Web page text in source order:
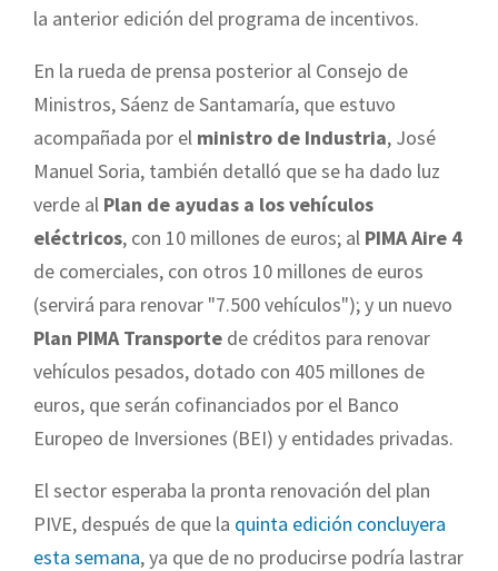
la anterior edición del programa de incentivos.
En la rueda de prensa posterior al Consejo de
Ministros, Sáenz de Santamaría, que estuvo
acompañada por el ministro de Industria, José
Manuel Soria, también detalló que se ha dado luz
verde al Plan de ayudas a los vehículos
eléctricos, con 10 millones de euros; al PIMA Aire 4
de comerciales, con otros 10 millones de euros
(servirá para renovar "7.500 vehículos"); y un nuevo
Plan PIMA Transporte de créditos para renovar
vehículos pesados, dotado con 405 millones de
euros, que serán cofinanciados por el Banco
Europeo de Inversiones (BEI) y entidades privadas.
El sector esperaba la pronta renovación del plan
PIVE, después de que la quinta edición concluyera
esta semana, ya que de no producirse podría lastrar